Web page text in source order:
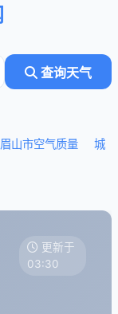
查询天气
眉山市空气质量
城
更新于
03:30